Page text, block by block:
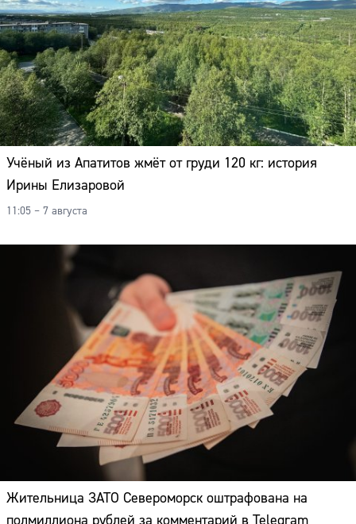
Учёный из Апатитов жмёт от груди 120 кг: история
Ирины Елизаровой
11:05 – 7 августа
Жительница ЗАТО Североморск оштрафована на
Сайт: